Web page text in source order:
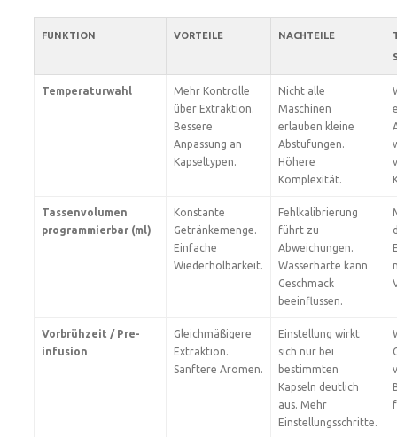
FUNKTION VORTEILE NACHTEILE
Temperaturwahl
Mehr Kontrolle
über Extraktion.
Bessere
Anpassung an
Kapseltypen.
Nicht alle
Maschinen
erlauben kleine
Abstufungen.
Höhere
Komplexität.
Tassenvolumen
programmierbar (ml)
Konstante
Getränkemenge.
Einfache
Wiederholbarkeit.
Fehlkalibrierung
führt zu
Abweichungen.
Wasserhärte kann
Geschmack
beeinflussen.
Vorbrühzeit / Pre-
infusion
Gleichmäßigere
Extraktion.
Sanftere Aromen.
Einstellung wirkt
sich nur bei
bestimmten
Kapseln deutlich
aus. Mehr
Einstellungsschritte.